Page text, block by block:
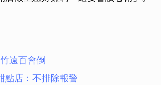
遠百會倒
點店：不排除報警